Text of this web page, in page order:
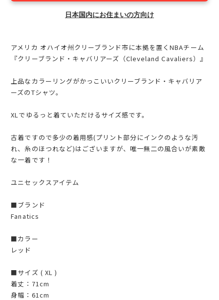
日本国内にお住まいの方向け
アメリカ オハイオ州クリーブランド市に本拠を置くNBAチーム
『クリーブランド・キャバリアーズ（Cleveland Cavaliers）』
上品なカラーリングがかっこいいクリーブランド・キャバリア
ーズのTシャツ。
XLでゆるっと着ていただけるサイズ感です。
古着ですので多少の着用感(プリント部分にインクのような汚
れ、糸のほつれなど)はございますが、唯一無二の風合いが素敵
な一着です！
ユニセックスアイテム
■ブランド
Fanatics
■カラー
レッド
■サイズ ( XL )
着丈：71cm
身幅：61cm